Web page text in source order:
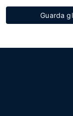
Guarda